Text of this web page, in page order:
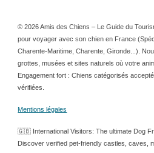
© 2026 Amis des Chiens – Le Guide du
pour voyager avec son chien en France
Charente-Maritime, Charente, Gironde...).
grottes, musées et sites naturels où votre
Engagement fort : Chiens catégorisés
vérifiées.
Mentions légales
🇬🇧 International Visitors: The ultimate Dog
Discover verified pet-friendly castles, caves,